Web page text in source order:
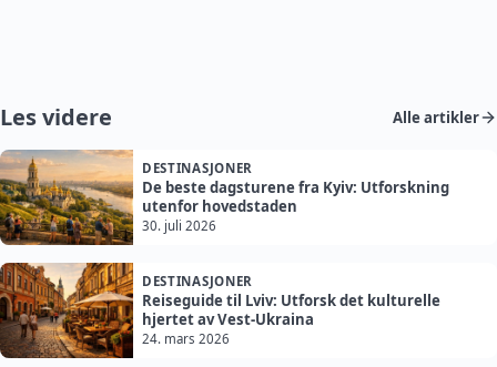
Les videre Alle artikler
DESTINASJONER
De beste dagsturene fra Kyiv: Utforskning
utenfor hovedstaden
30. juli 2026
DESTINASJONER
Reiseguide til Lviv: Utforsk det kulturelle
hjertet av Vest-Ukraina
24. mars 2026